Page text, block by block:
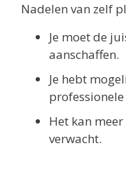
Nadelen van zelf
Je moet de
aanschaffen.
Je hebt
Het kan
verwacht.